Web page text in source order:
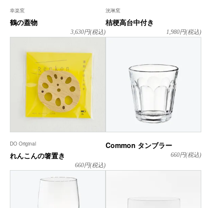
幸楽窯
鶴の蓋物
3,630円(税込)
洸琳窯
桔梗高台中付き
1,980円(税込)
DO Original
れんこんの箸置き
660円(税込)
Common タンブラー
660円(税込)